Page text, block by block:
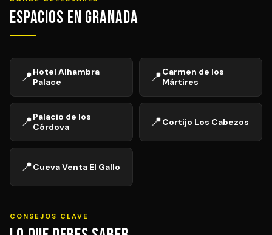
Espacios en Granada
📍Hotel Alhambra
Palace
📍Carmen de los
Mártires
📍Palacio de los
Córdova
📍Cortijo Los Cabezos
📍Cueva Venta El Gallo
CONSEJOS CLAVE